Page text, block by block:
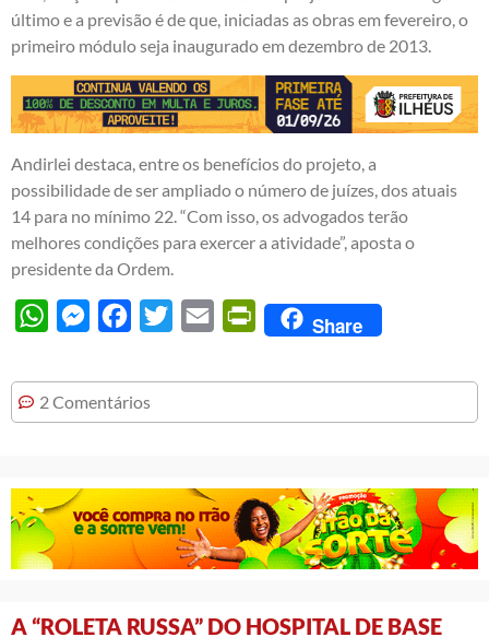
último e a previsão é de que, iniciadas as obras em fevereiro, o
primeiro módulo seja inaugurado em dezembro de 2013.
Andirlei destaca, entre os benefícios do projeto, a
possibilidade de ser ampliado o número de juízes, dos atuais
14 para no mínimo 22. “Com isso, os advogados terão
melhores condições para exercer a atividade”, aposta o
presidente da Ordem.
WhatsAppMessengerFacebook
Twitter Email PrintFriendly
Share
2 Comentários
A “ROLETA RUSSA” DO HOSPITAL DE BASE